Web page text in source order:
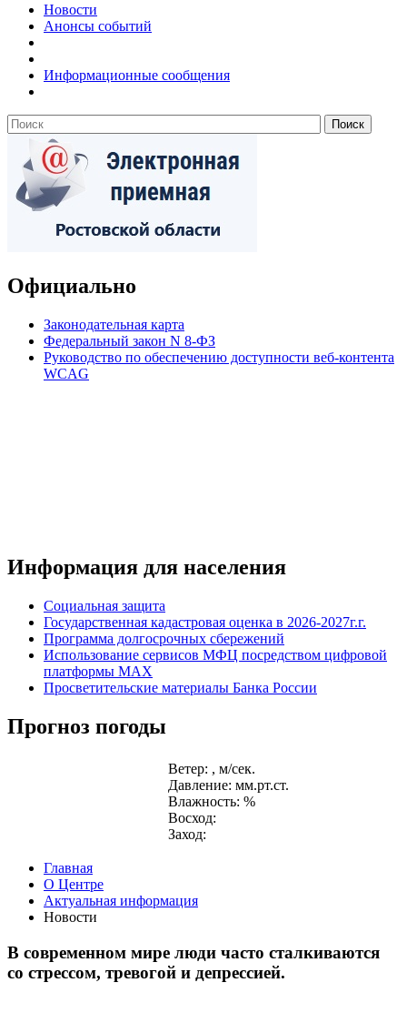
Новости
Анонсы событий
Информационные сообщения
Официально
Законодательная карта
Федеральный закон N 8-ФЗ
Руководство по обеспечению доступности веб-контента
WCAG
Информация для населения
Социальная защита
Государственная кадастровая оценка в 2026-2027г.г.
Программа долгосрочных сбережений
Использование сервисов МФЦ посредством цифровой
платформы MAX
Просветительские материалы Банка России
Прогноз погоды
Ветер: , м/сек.
Давление: мм.рт.ст.
Влажность: %
Восход:
Заход:
Главная
О Центре
Актуальная информация
Новости
В современном мире люди часто сталкиваются
со стрессом, тревогой и депрессией.